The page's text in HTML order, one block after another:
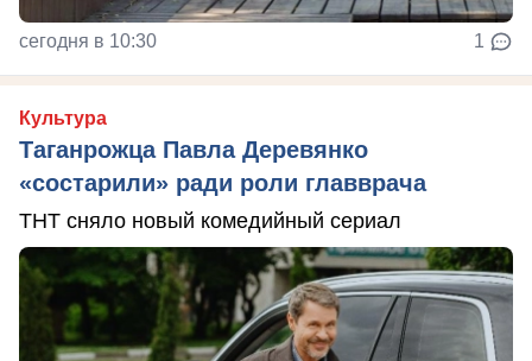
сегодня в 10:30 1
Культура
Таганрожца Павла Деревянко
«состарили» ради роли главврача
ТНТ сняло новый комедийный сериал